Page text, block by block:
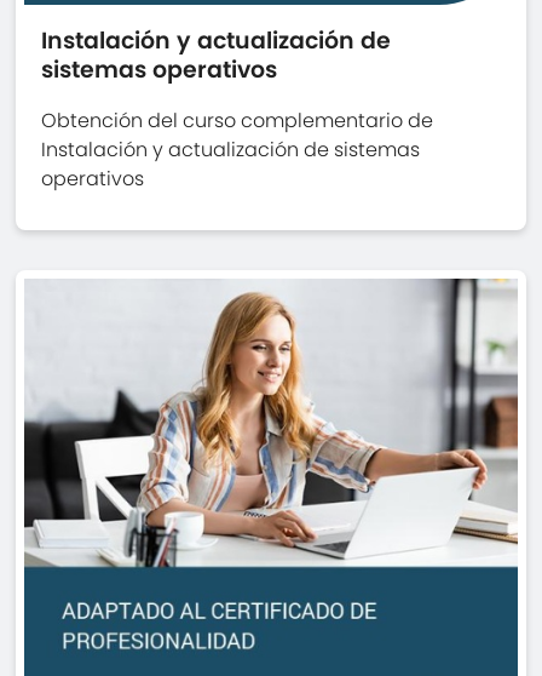
Instalación y actualización de
sistemas operativos
Obtención del curso complementario de
Instalación y actualización de sistemas
operativos